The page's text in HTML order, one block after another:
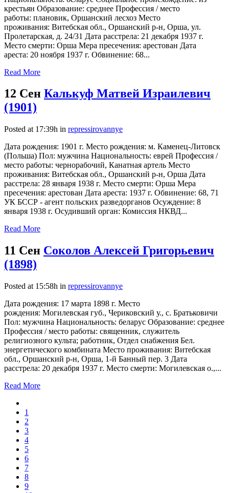
крестьян Образование: среднее Профессия / место
работы: плановик, Оршанский лесхоз Место
проживания: Витебская обл., Оршанский р-н, Орша, ул.
Пролетарская, д. 24/31 Дата расстрела: 21 декабря 1937 г.
Место смерти: Орша Мера пресечения: арестован Дата
ареста: 20 ноября 1937 г. Обвинение: 68...
Read More
12 Сен Калькуф Матвей Израилевич
(1901)
Posted at 17:39h in repressirovannye
Дата рождения: 1901 г. Место рождения: м. Каменец-Литовск
(Польша) Пол: мужчина Национальность: еврей Профессия /
место работы: чернорабочий, Канатная артель Место
проживания: Витебская обл., Оршанский р-н, Орша Дата
расстрела: 28 января 1938 г. Место смерти: Орша Мера
пресечения: арестован Дата ареста: 1937 г. Обвинение: 68, 71
УК БССР - агент польских разведорганов Осуждение: 8
января 1938 г. Осудивший орган: Комиссия НКВД...
Read More
11 Сен Соколов Алексей Григорьевич
(1898)
Posted at 15:58h in repressirovannye
Дата рождения: 17 марта 1898 г. Место
рождения: Могилевская губ., Чериковский у., с. Братьковичи
Пол: мужчина Национальность: беларус Образование: среднее
Профессия / место работы: священник, служитель
религиозного культа; работник, Отдел снабжения Бел.
энергетического комбината Место проживания: Витебская
обл., Оршанский р-н, Орша, 1-й Банный пер. 3 Дата
расстрела: 20 декабря 1937 г. Место смерти: Могилевская о.,...
Read More
1
2
3
4
5
6
7
8
9